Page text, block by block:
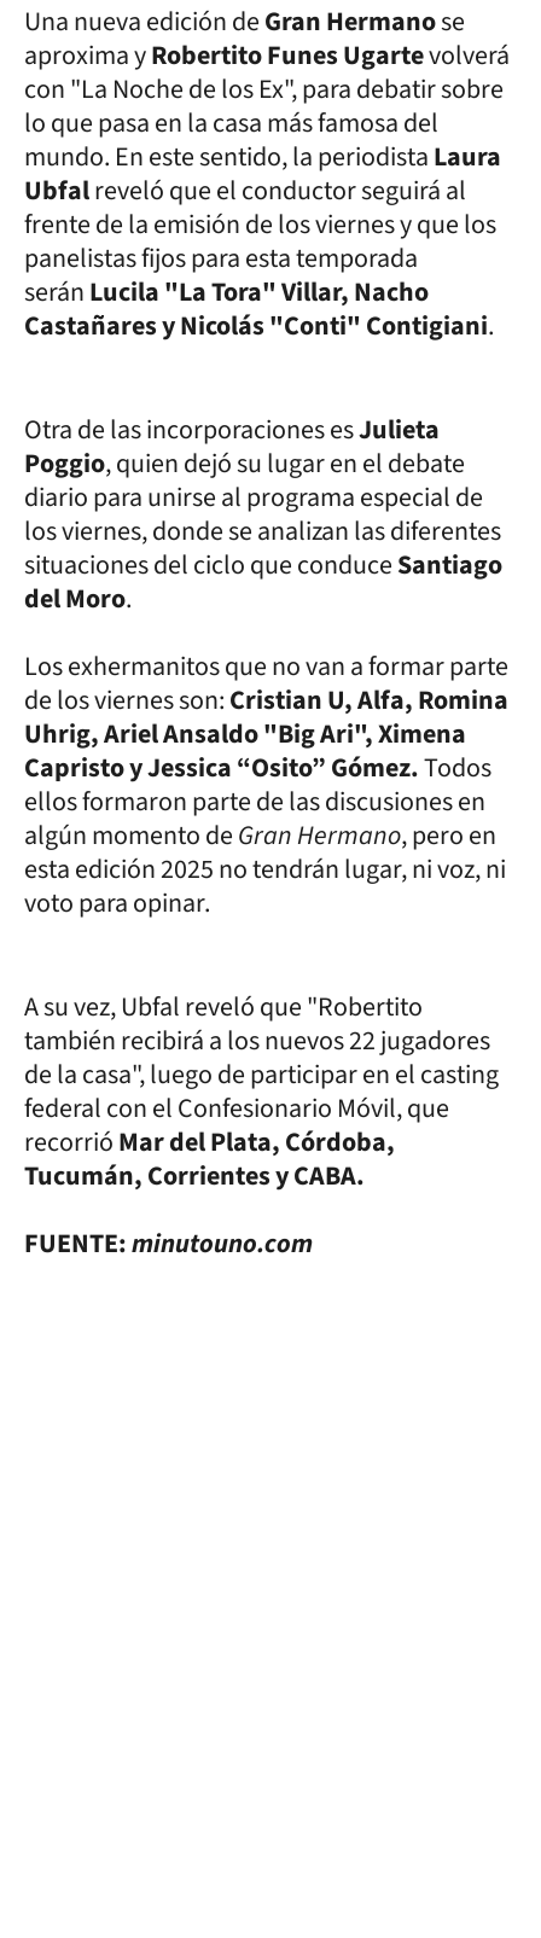
Una nueva edición deGran Hermanose
aproxima yRobertito Funes Ugartevolverá
con "La Noche de los Ex", para debatir sobre
lo que pasa en la casa más famosa del
mundo. En este sentido, la periodistaLaura
Ubfalreveló que el conductor seguirá al
frente de la emisión de los viernes y que los
panelistas fijos para esta temporada
seránLucila "La Tora" Villar, Nacho
Castañares y Nicolás "Conti" Contigiani.
Otra de las incorporaciones esJulieta
Poggio, quien dejó su lugar en el debate
diario para unirse al programa especial de
los viernes, donde se analizan las diferentes
situaciones del ciclo que conduceSantiago
del Moro.
Los exhermanitos que no van a formar parte
de los viernes son:Cristian U, Alfa, Romina
Uhrig, Ariel Ansaldo "Big Ari", Ximena
Capristo y Jessica “Osito” Gómez.Todos
ellos formaron parte de las discusiones en
algún momento deGran Hermano, pero en
esta edición 2025 no tendrán lugar, ni voz, ni
voto para opinar.
A su vez, Ubfal reveló que "Robertito
también recibirá a los nuevos 22 jugadores
de la casa", luego de participar en el casting
federal con el Confesionario Móvil, que
recorrióMar del Plata, Córdoba,
Tucumán, Corrientes y CABA.
FUENTE:minutouno.com